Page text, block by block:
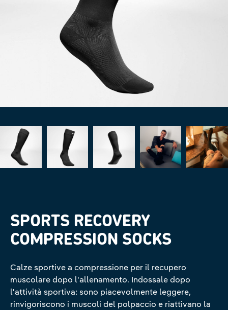
SPORTS RECOVERY
COMPRESSION SOCKS
Calze sportive a compressione per il recupero
muscolare dopo l'allenamento. Indossale dopo
l'attività sportiva: sono piacevolmente leggere,
rinvigoriscono i muscoli del polpaccio e riattivano la